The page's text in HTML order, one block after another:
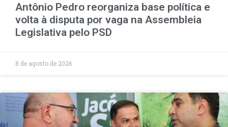
Antônio Pedro reorganiza base política e
volta à disputa por vaga na Assembleia
Legislativa pelo PSD
8 de agosto de 2026